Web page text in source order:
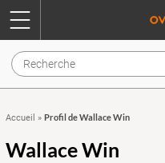
Accueil » Profil de Wallace Win
Wallace Win